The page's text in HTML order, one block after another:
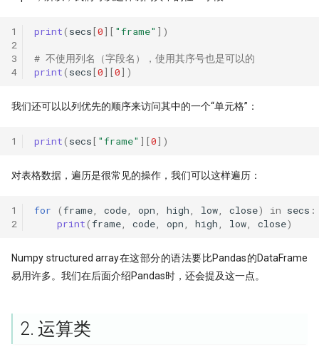
1
2
3
4
print( secs[0][ "frame" ])
# 不使用列名（字段名），使用其序号也是可以的
print( secs[0][0])
我们还可以以列优先的顺序来访问其中的一个“单元格”：
1 print( secs[ "frame" ][0])
对表格数据，遍历是很常见的操作，我们可以这样遍历：
1
2
for (frame code opn high low close) in secs :
print(frame code opn high low close)
Numpy structured array在这部分的语法要比Pandas的DataFrame
易用许多。我们在后面介绍Pandas时，还会提及这一点。
2. 运算类